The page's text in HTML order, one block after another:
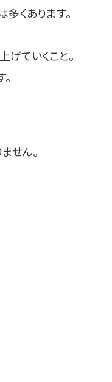
くあります。
げていくこと。
せん。